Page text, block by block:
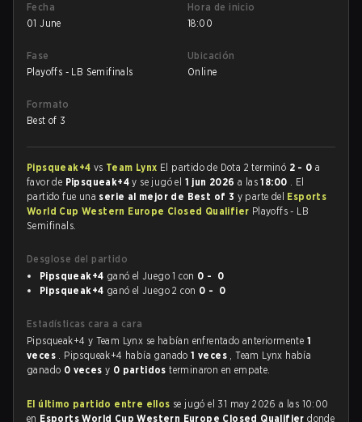
Fecha
01 June
Hora de inicio
18:00
Fase
Playoffs - LB Semifinals
Ubicación
Online
Formato
Best of 3
Pipsqueak+4 vs Team Lynx El partido de Dota 2 terminó 2 - 0 a
favor de Pipsqueak+4y se jugó el 1 jun 2026a las18:00 . El
partido fue una serie al mejor de Best of 3 y parte del Esports
World Cup Western Europe Closed Qualifier Playoffs - LB
Semifinals.
Desglose del partido
Pipsqueak+4 ganó el Juego 1 con 0 - 0
Pipsqueak+4 ganó el Juego 2 con 0 - 0
Estadísticas cara a cara
Pipsqueak+4 y Team Lynx se habían enfrentado anteriormente 1
veces . Pipsqueak+4 había ganado1 veces , Team Lynx había
ganado 0 vecesy 0 partidosterminaron en empate.
El último partido entre ellos se jugó el 31 may 2026 a las 10:00
en Esports World Cup Western Europe Closed Qualifierdonde